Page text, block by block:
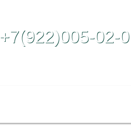
+7(922)005-02-